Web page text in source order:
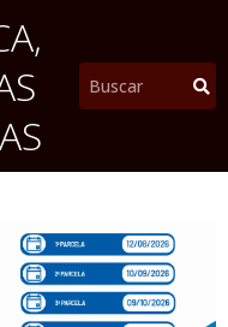
,
Pesquisar